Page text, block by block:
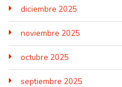
diciembre 2025
noviembre 2025
octubre 2025
septiembre 2025